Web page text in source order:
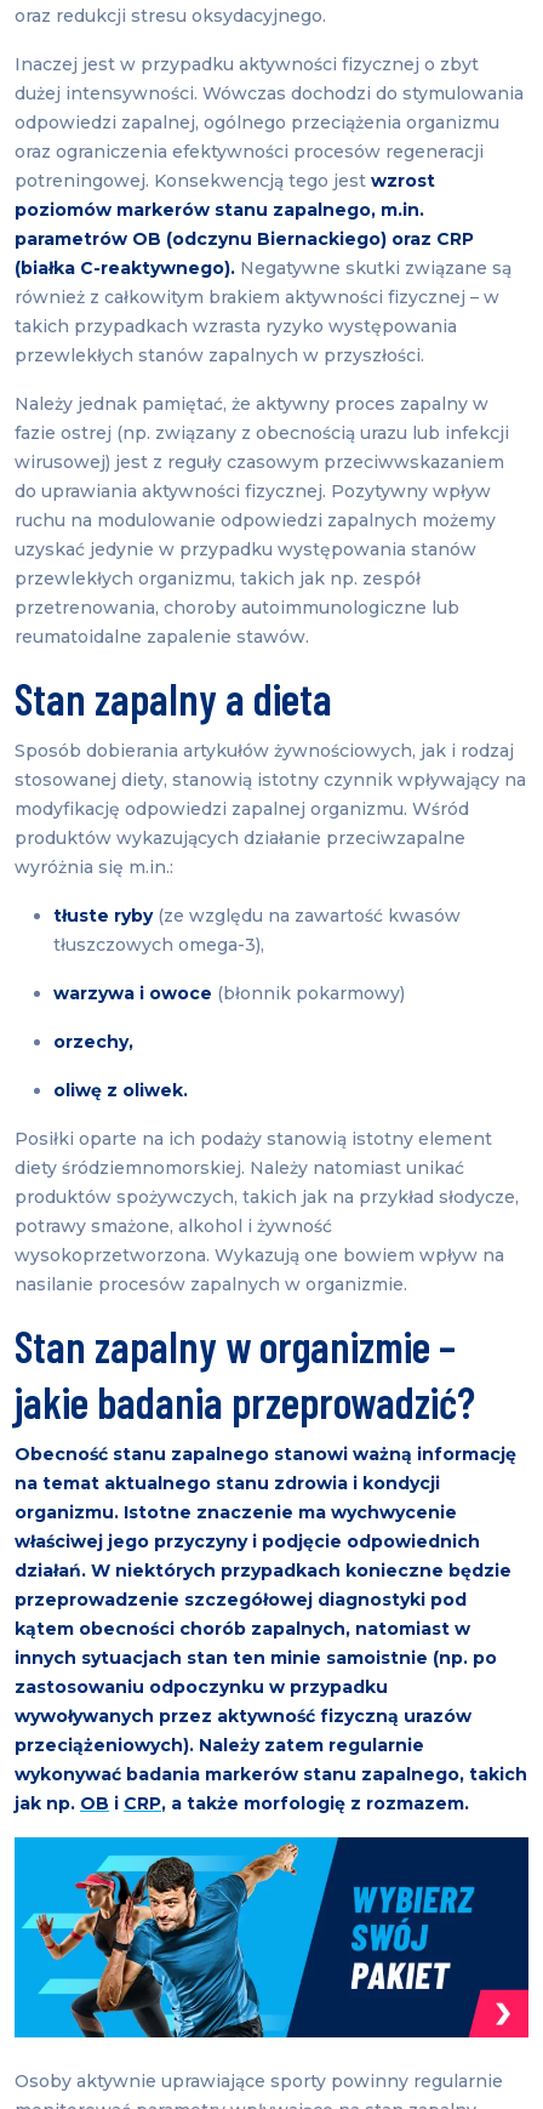
oraz redukcji stresu oksydacyjnego.
Inaczej jest w przypadku aktywności fizycznej o zbyt
dużej intensywności. Wówczas dochodzi do stymulowania
odpowiedzi zapalnej, ogólnego przeciążenia organizmu
oraz ograniczenia efektywności procesów regeneracji
potreningowej. Konsekwencją tego jest wzrost
poziomów markerów stanu zapalnego, m.in.
parametrów OB (odczynu Biernackiego) oraz CRP
(białka C-reaktywnego). Negatywne skutki związane są
również z całkowitym brakiem aktywności fizycznej – w
takich przypadkach wzrasta ryzyko występowania
przewlekłych stanów zapalnych w przyszłości.
Należy jednak pamiętać, że aktywny proces zapalny w
fazie ostrej (np. związany z obecnością urazu lub infekcji
wirusowej) jest z reguły czasowym przeciwwskazaniem
do uprawiania aktywności fizycznej. Pozytywny wpływ
ruchu na modulowanie odpowiedzi zapalnych możemy
uzyskać jedynie w przypadku występowania stanów
przewlekłych organizmu, takich jak np. zespół
przetrenowania, choroby autoimmunologiczne lub
reumatoidalne zapalenie stawów.
Stan zapalny a dieta
Sposób dobierania artykułów żywnościowych, jak i rodzaj
stosowanej diety, stanowią istotny czynnik wpływający na
modyfikację odpowiedzi zapalnej organizmu. Wśród
produktów wykazujących działanie przeciwzapalne
wyróżnia się m.in.:
tłuste ryby(ze względu na zawartość kwasów
tłuszczowych omega-3),
warzywa i owoce (błonnik pokarmowy)
orzechy,
oliwę z oliwek.
Posiłki oparte na ich podaży stanowią istotny element
diety śródziemnomorskiej. Należy natomiast unikać
produktów spożywczych, takich jak na przykład słodycze,
potrawy smażone, alkohol i żywność
wysokoprzetworzona. Wykazują one bowiem wpływ na
nasilanie procesów zapalnych w organizmie.
Stan zapalny w organizmie –
jakie badania przeprowadzić?
Obecność stanu zapalnego stanowi ważną informację
na temat aktualnego stanu zdrowia i kondycji
organizmu. Istotne znaczenie ma wychwycenie
właściwej jego przyczyny i podjęcie odpowiednich
działań. W niektórych przypadkach konieczne będzie
przeprowadzenie szczegółowej diagnostyki pod
kątem obecności chorób zapalnych, natomiast w
innych sytuacjach stan ten minie samoistnie (np. po
zastosowaniu odpoczynku w przypadku
wywoływanych przez aktywność fizyczną urazów
przeciążeniowych). Należy zatem regularnie
wykonywać badania markerów stanu zapalnego, takich
jak np. OB i CRP, a także morfologię z rozmazem.
Osoby aktywnie uprawiające sporty powinny regularnie